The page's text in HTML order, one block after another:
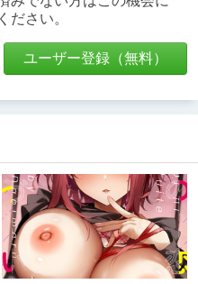
ださい。
ユーザー登録（無料）